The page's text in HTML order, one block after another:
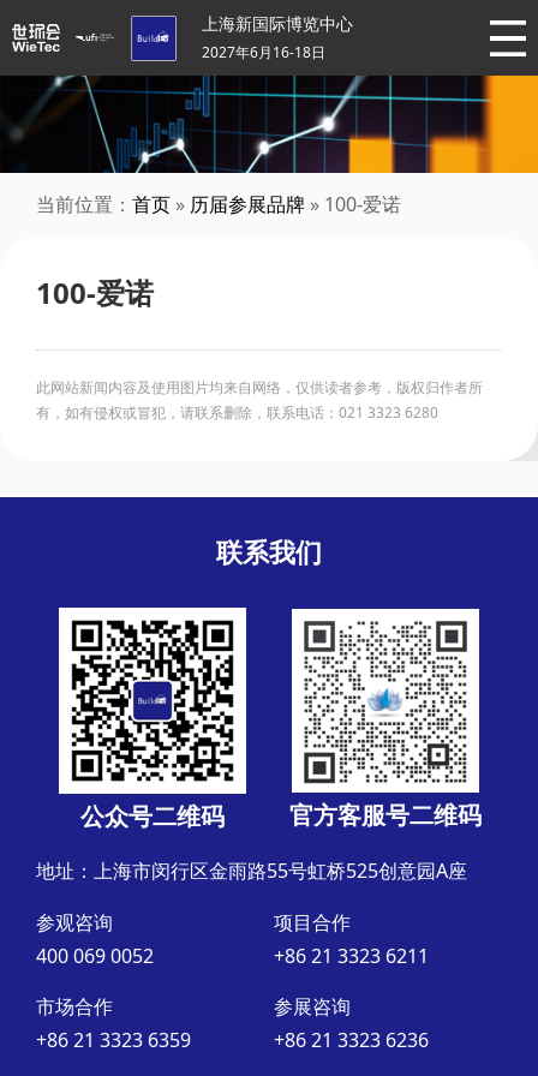
上海新国际博览中心
2027年6月16-18日
当前位置： 首页 » 历届参展品牌 » 100-爱诺
100-爱诺
此网站新闻内容及使用图片均来自网络，仅供读者参考，版权归作者所
有，如有侵权或冒犯，请联系删除，联系电话：021 3323 6280
联系我们
公众号二维码 官方客服号二维码
地址：上海市闵行区金雨路55号虹桥525创意园A座
参观咨询
400 069 0052
项目合作
+86 21 3323 6211
市场合作
+86 21 3323 6359
参展咨询
+86 21 3323 6236